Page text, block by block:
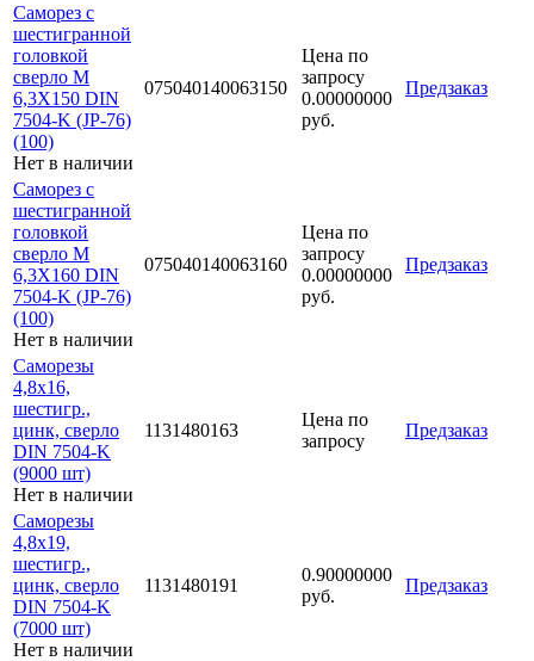
Саморез с
шестигранной
головкой
сверло М
6,3Х150 DIN
7504-K (JP-76)
(100)
Нет в наличии
075040140063150
Цена по
запросу
0.00000000
руб.
Предзаказ
Саморез с
шестигранной
головкой
сверло М
6,3Х160 DIN
7504-K (JP-76)
(100)
Нет в наличии
075040140063160
Цена по
запросу
0.00000000
руб.
Предзаказ
Саморезы
4,8х16,
шестигр.,
цинк, сверло
DIN 7504-K
(9000 шт)
Нет в наличии
1131480163
Цена по
запросу
Предзаказ
Саморезы
4,8х19,
шестигр.,
цинк, сверло
DIN 7504-K
(7000 шт)
Нет в наличии
1131480191
0.90000000
руб.
Предзаказ